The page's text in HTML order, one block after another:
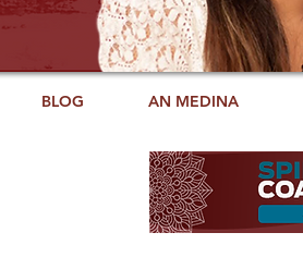
BLOG AN MEDINA